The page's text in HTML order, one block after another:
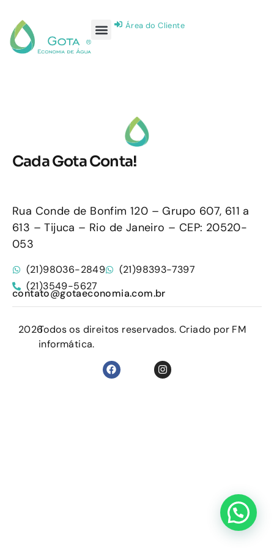
Área do Cliente
Cada Gota Conta!
Rua Conde de Bonfim 120 – Grupo 607, 611 a
613 – Tijuca – Rio de Janeiro – CEP: 20520-
053
(21)98036-2849
(21)98393-7397
(21)3549-5627
contato@gotaeconomia.com.br
2026Todos os direitos reservados. Criado por FM
informática.